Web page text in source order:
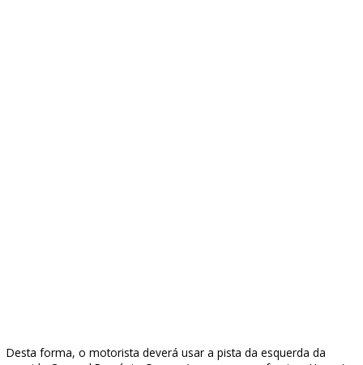
Desta forma, o motorista deverá usar a pista da esquerda da